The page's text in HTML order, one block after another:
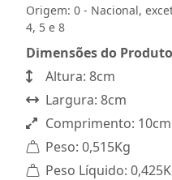
Origem: 0 - Nacional,
4, 5 e 8
Dimensões do Produto
Altura: 8cm
Largura: 8cm
Comprimento: 10cm
Peso: 0,515Kg
Peso Líquido: